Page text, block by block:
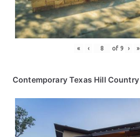
« ‹ of 9 › »
Contemporary Texas Hill Country